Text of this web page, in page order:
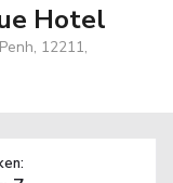
Hotel
12211,